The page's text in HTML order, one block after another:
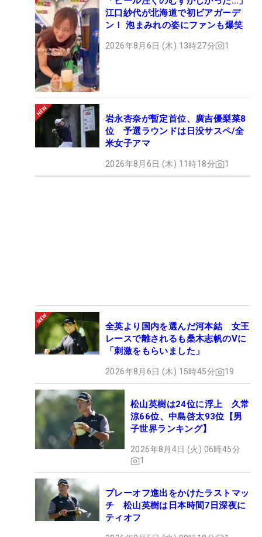
江口紗代が北海道で初ビアガーデ
ン！ 泡まみれの姿にファンも爆笑
2026年8月6日 (木) 13時27分 1
岩永杏奈が暫定首位、廣吉優梨菜8
位 予選ラウンドは日没サスペ/全
米女子アマ
2026年8月6日 (木) 11時18分 1
全英より国内を選んだ河本結 女王
レースで離されるも桑木志帆のVに
「刺激をもらいました」
2026年8月6日 (木) 15時45分 19
松山英樹は24位に浮上 久常
涼66位、中島啓太93位【男
子世界ランキング】
2026年8月4日 (火) 06時45分
1
プレーオフ進出をかけたラストマッ
チ 松山英樹は日本時間7日深夜に
ティオフ